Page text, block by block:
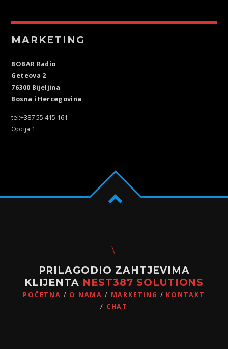
MARKETING
BOBAR Radio
Geteova 2
76300 Bijeljina
Bosna i Hercegovina
tel:+387 55 415 161
Opcija 1
PRILAGODIO ZAHTJEVIMA
KLIJENTA NEST387 SOLUTIONS
POČETNA O NAMA MARKETING
KONTAKT
CHAT